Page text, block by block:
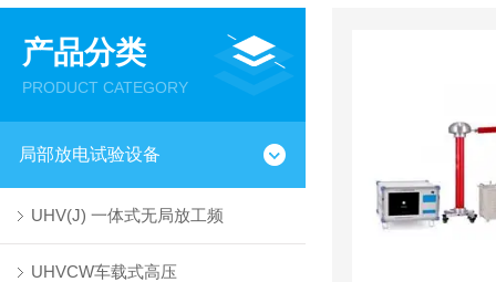
产品分类
PRODUCT CATEGORY
局部放电试验设备
UHV(J) 一体式无局放工频
UHVCW车载式高压